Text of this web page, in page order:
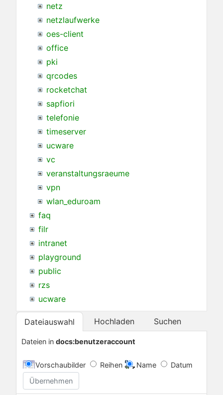
netz
netzlaufwerke
oes-client
office
pki
qrcodes
rocketchat
sapfiori
telefonie
timeserver
ucware
vc
veranstaltungsraeume
vpn
wlan_eduroam
faq
filr
intranet
playground
public
rzs
ucware
Dateiauswahl Hochladen Suchen
Dateien in docs:benutzeraccount
Vorschaubilder Reihen Name
Datum
Übernehmen